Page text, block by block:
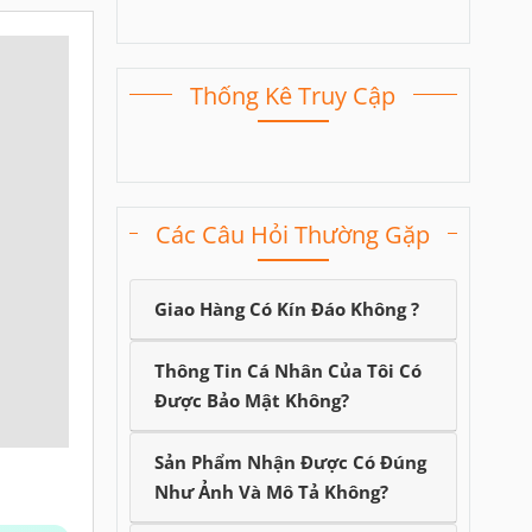
Thống Kê Truy Cập
Các Câu Hỏi Thường Gặp
Giao Hàng Có Kín Đáo Không ?
Thông Tin Cá Nhân Của Tôi Có
Được Bảo Mật Không?
Sản Phẩm Nhận Được Có Đúng
Như Ảnh Và Mô Tả Không?